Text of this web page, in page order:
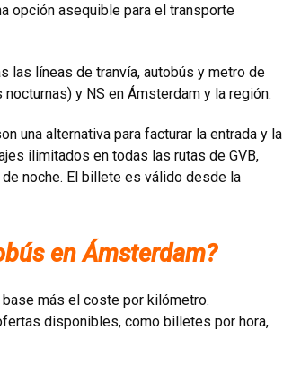
opción asequible para el transporte
las líneas de tranvía, autobús y metro de
y NS en Ámsterdam y la región.
una alternativa para facturar la entrada y la
ilimitados en todas las rutas de GVB,
noche. El billete es válido desde la
en Ámsterdam?
más el coste por kilómetro.
disponibles, como billetes por hora,